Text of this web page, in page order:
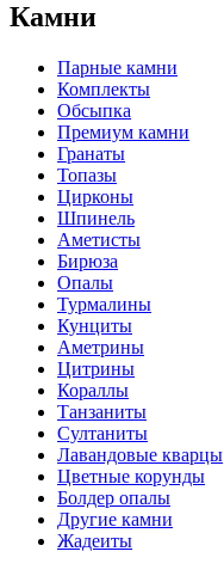
Камни
Парные камни
Комплекты
Обсыпка
Премиум камни
Гранаты
Топазы
Цирконы
Шпинель
Аметисты
Бирюза
Опалы
Турмалины
Кунциты
Аметрины
Цитрины
Кораллы
Танзаниты
Султаниты
Лавандовые кварцы
Цветные корунды
Болдер опалы
Другие камни
Жадеиты